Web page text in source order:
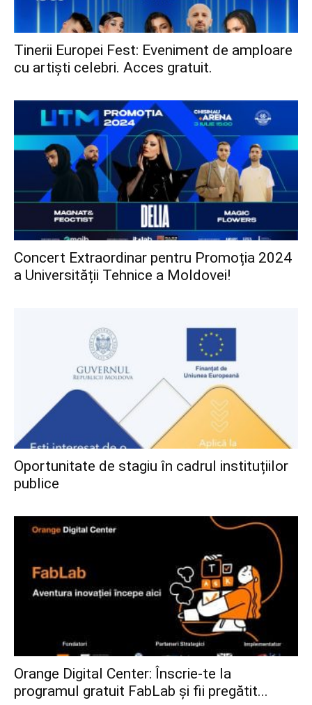
Tinerii Europei Fest: Eveniment de amploare
cu artiști celebri. Acces gratuit.
Concert Extraordinar pentru Promoția 2024
a Universității Tehnice a Moldovei!
Oportunitate de stagiu în cadrul instituțiilor
publice
Orange Digital Center: Înscrie-te la
programul gratuit FabLab și fii pregătit...